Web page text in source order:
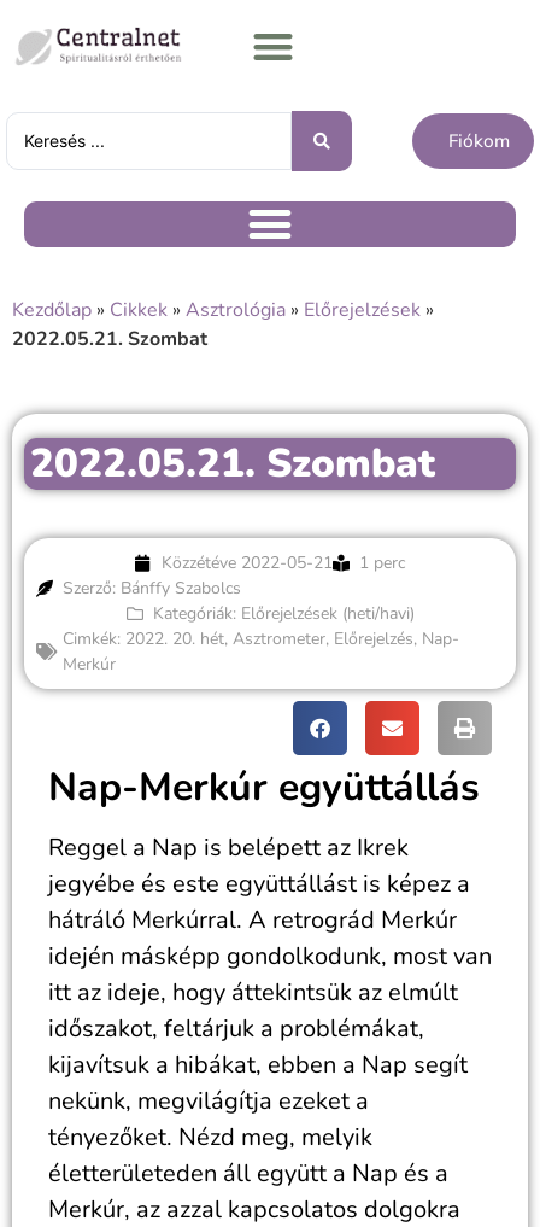
Fiókom
Kezdőlap » Cikkek » Asztrológia » Előrejelzések »
2022.05.21. Szombat
2022.05.21. Szombat
Közzétéve 2022-05-21
1 perc
Szerző: Bánffy Szabolcs
Kategóriák: Előrejelzések (heti/havi)
Cimkék: 2022. 20. hét, Asztrometer, Előrejelzés, Nap-
Merkúr
Nap-Merkúr együttállás
Reggel a Nap is belépett az Ikrek
jegyébe és este együttállást is képez a
hátráló Merkúrral. A retrográd Merkúr
idején másképp gondolkodunk, most van
itt az ideje, hogy áttekintsük az elmúlt
időszakot, feltárjuk a problémákat,
kijavítsuk a hibákat, ebben a Nap segít
nekünk, megvilágítja ezeket a
tényezőket. Nézd meg, melyik
életterületeden áll együtt a Nap és a
Merkúr, az azzal kapcsolatos dolgokra